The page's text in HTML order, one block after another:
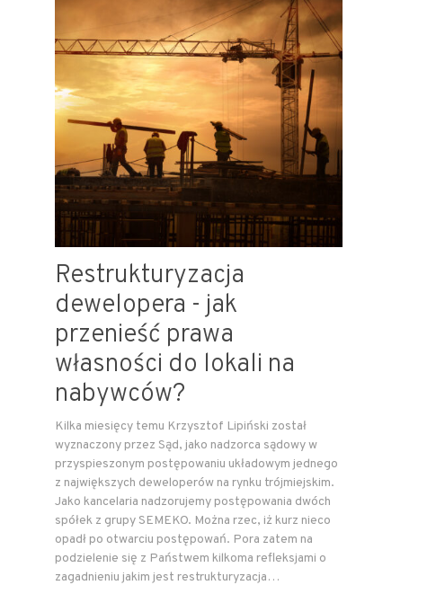
Restrukturyzacja
dewelopera - jak
przenieść prawa
własności do lokali na
nabywców?
Kilka miesięcy temu Krzysztof Lipiński został
wyznaczony przez Sąd, jako nadzorca sądowy w
przyspieszonym postępowaniu układowym jednego
z największych deweloperów na rynku trójmiejskim.
Jako kancelaria nadzorujemy postępowania dwóch
spółek z grupy SEMEKO. Można rzec, iż kurz nieco
opadł po otwarciu postępowań. Pora zatem na
podzielenie się z Państwem kilkoma refleksjami o
zagadnieniu jakim jest restrukturyzacja…